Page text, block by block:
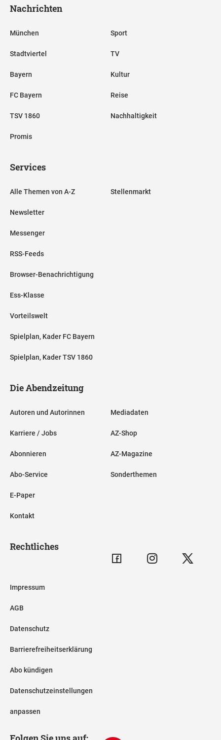
Nachrichten
München
Stadtviertel
Bayern
FC Bayern
TSV 1860
Promis
Sport
TV
Kultur
Reise
Nachhaltigkeit
Services
Alle Themen von A-Z
Newsletter
Messenger
RSS-Feeds
Browser-Benachrichtigung
Ess-Klasse
Vorteilswelt
Spielplan, Kader FC Bayern
Spielplan, Kader TSV 1860
Stellenmarkt
Die Abendzeitung
Autoren und Autorinnen
Karriere / Jobs
Abonnieren
Abo-Service
E-Paper
Kontakt
Mediadaten
AZ-Shop
AZ-Magazine
Sonderthemen
Rechtliches
Impressum
AGB
Datenschutz
Barrierefreiheitserklärung
Abo kündigen
Datenschutzeinstellungen
anpassen